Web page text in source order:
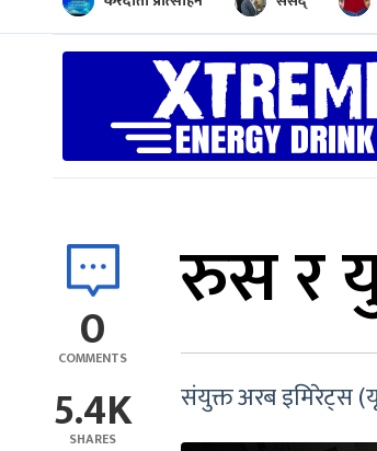
0
COMMENTS
5.4K
SHARES
रुस र
संयुक्त अरब इमिरेट्स